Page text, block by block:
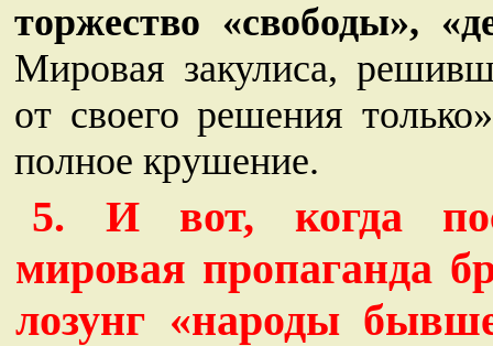
торжество «свободы»,
Мировая закулиса,
от своего решения
полное крушение.
5. И вот, когда
мировая пропаганда
лозунг «народы